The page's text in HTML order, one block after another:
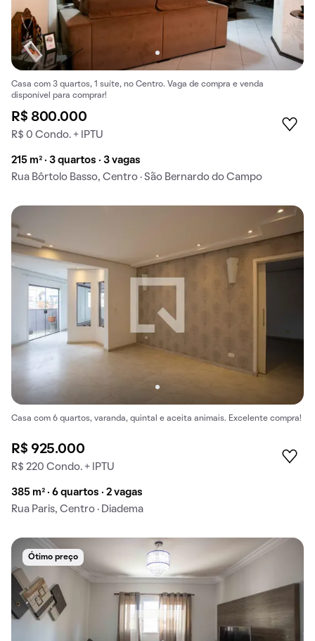
Casa com 3 quartos, 1 suíte, no Centro. Vaga de compra e venda
disponível para comprar!
R$ 800.000
R$ 0 Condo. + IPTU
215 m² · 3 quartos · 3 vagas
Rua Bôrtolo Basso, Centro · São Bernardo do Campo
Casa com 6 quartos, varanda, quintal e aceita animais. Excelente compra!
R$ 925.000
R$ 220 Condo. + IPTU
385 m² · 6 quartos · 2 vagas
Rua Paris, Centro · Diadema
Ótimo preço